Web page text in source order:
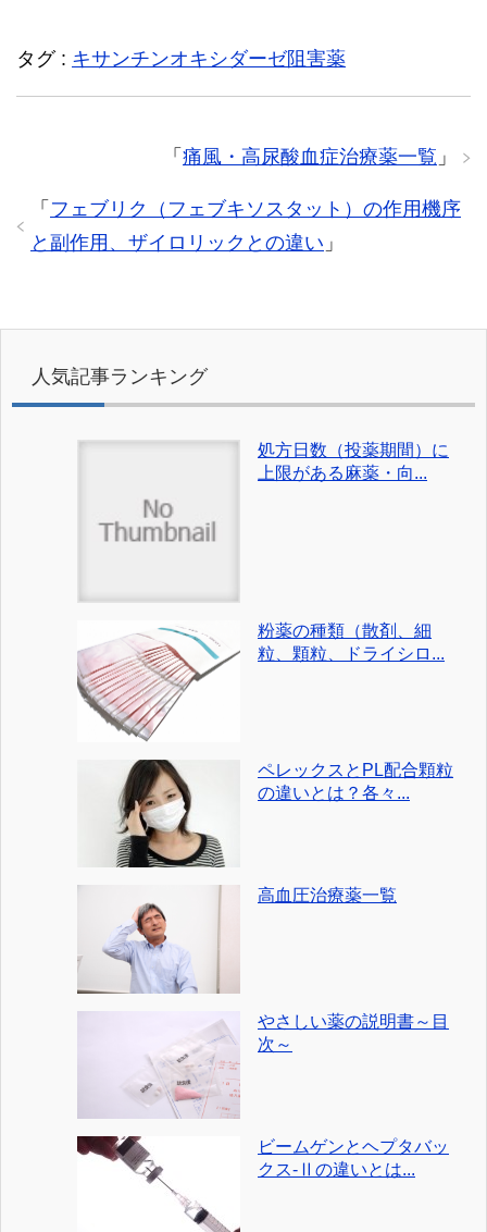
タグ : キサンチンオキシダーゼ阻害薬
「 痛風・高尿酸血症治療薬一覧 」
「 フェブリク（フェブキソスタット）の作用機序
と副作用、ザイロリックとの違い 」
人気記事ランキング
処方日数（投薬期間）に
上限がある麻薬・向...
粉薬の種類（散剤、細
粒、顆粒、ドライシロ...
ペレックスとPL配合顆粒
の違いとは？各々...
高血圧治療薬一覧
やさしい薬の説明書～目
次～
ビームゲンとヘプタバッ
クス-Ⅱの違いとは...